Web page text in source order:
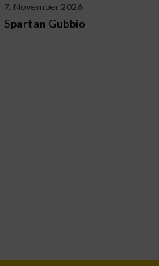
7. November 2026
Spartan Gubbio
Werbung